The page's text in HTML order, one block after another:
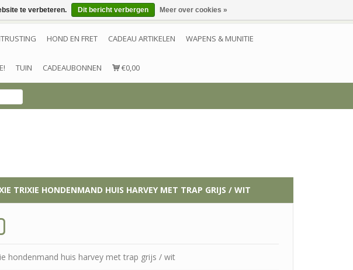
Inloggen Account aanmaken
HOND EN FRET CADEAU ARTIKELEN WAPENS & MUNITIE
TUIN CADEAUBONNEN €0,00
TRIXIE HONDENMAND HUIS HARVEY MET TRAP GRIJS / WIT
hondenmand huis harvey met trap grijs / wit
te verbeteren. Dit bericht verbergen Meer over cookies »